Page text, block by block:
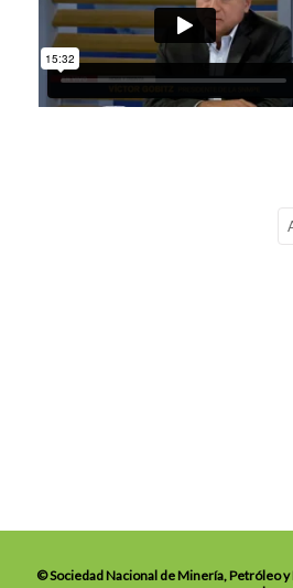
© Sociedad Nacional de Minería, Petróleo